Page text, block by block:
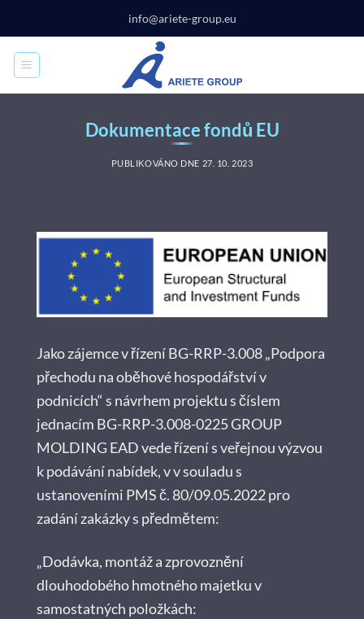
obsah
info@ariete-group.eu
Dokumentace fondů EU
PUBLIKOVÁNO DNE 27. 10. 2023
Jako zájemce v řízení BG-RRP-3.008 „Podpora
přechodu na oběhové hospodářství v
podnicích“ s návrhem projektu s číslem
jednacím BG-RRP-3.008-0225 GROUP
MOLDING EAD vede řízení s veřejnou výzvou
k podávání nabídek, v v souladu s
ustanoveními PMS č. 80/09.05.2022 pro
zadání zakázky s předmětem:
„Dodávka, montáž a zprovoznění
dlouhodobého hmotného majetku v
samostatných položkách: